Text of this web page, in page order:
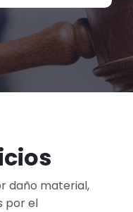
daño material,
por el